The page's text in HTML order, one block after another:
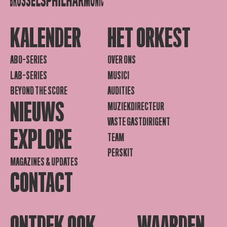
KALENDER
ABO-SERIES
LAB-SERIES
BEYOND THE SCORE
NIEUWS
EXPLORE
MAGAZINES & UPDATES
CONTACT
HET ORKEST
OVER ONS
MUSICI
AUDITIES
MUZIEKDIRECTEUR
VASTE GASTDIRIGENT
TEAM
PERSKIT